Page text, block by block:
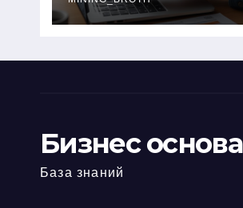
офис: порядок,
требования и
Бизнес основа
База знаний